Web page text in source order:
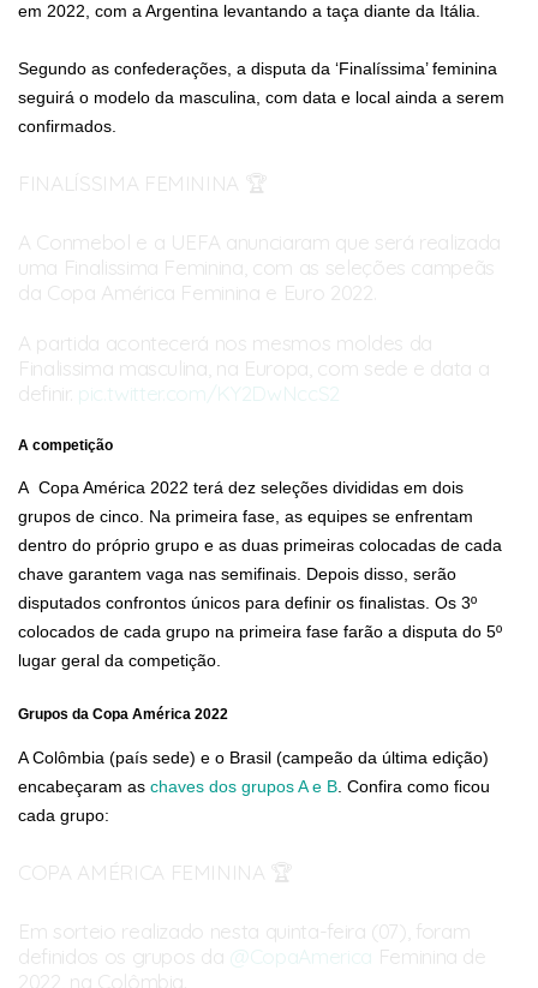
em 2022, com a Argentina levantando a taça diante da Itália.
Segundo as confederações, a disputa da ‘Finalíssima’ feminina
seguirá o modelo da masculina, com data e local ainda a serem
confirmados.
FINALÍSSIMA FEMININA 🏆
A Conmebol e a UEFA anunciaram que será realizada
uma Finalissima Feminina, com as seleções campeãs
da Copa América Feminina e Euro 2022.
A partida acontecerá nos mesmos moldes da
Finalissima masculina, na Europa, com sede e data a
definir. pic.twitter.com/KY2DwNccS2
A competição
A Copa América 2022 terá dez seleções divididas em dois
grupos de cinco. Na primeira fase, as equipes se enfrentam
dentro do próprio grupo e as duas primeiras colocadas de cada
chave garantem vaga nas semifinais. Depois disso, serão
disputados confrontos únicos para definir os finalistas. Os 3º
colocados de cada grupo na primeira fase farão a disputa do 5º
lugar geral da competição.
Grupos da Copa América 2022
A Colômbia (país sede) e o Brasil (campeão da última edição)
encabeçaram as chaves dos grupos A e B . Confira como ficou
cada grupo:
COPA AMÉRICA FEMININA 🏆
Em sorteio realizado nesta quinta-feira (07), foram
definidos os grupos da @CopaAmerica Feminina de
2022, na Colômbia.